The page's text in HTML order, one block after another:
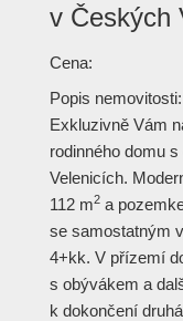
v Českých
Cena:
Popis nemovitosti:
Exkluzivně Vám
rodinného domu
Velenicích.
112 m2 a
se samostatným
4+kk. V přízemí
s obývákem a
k dokončení